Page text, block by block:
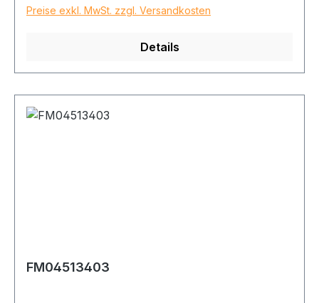
Preise exkl. MwSt. zzgl. Versandkosten
Details
FM04513403